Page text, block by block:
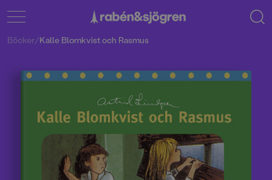
Böcker/Kalle Blomkvist och Rasmus